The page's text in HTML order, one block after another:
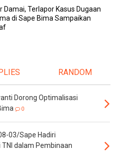
Damai, Terlapor Kasus Dugaan
di Sape Bima Sampaikan
RANDOM
Dorong Optimalisasi
0
03/Sape Hadiri
TNI dalam Pembinaan